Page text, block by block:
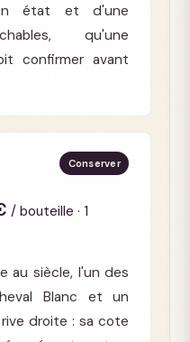
état et d'une
qu'une
confirmer avant
Conserver
/ bouteille · 1
au siècle, l'un des
Blanc et un
droite : sa cote